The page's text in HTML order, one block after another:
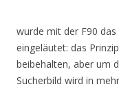
wurde mit der F90
eingeläutet: das
beibehalten, aber um
Sucherbild wird in